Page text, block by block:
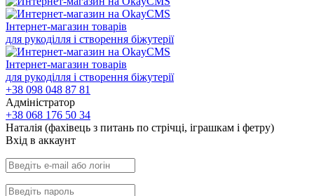
Інтернет-магазин товарів
для рукоділля і створення біжутерії
Інтернет-магазин товарів
для рукоділля і створення біжутерії
+38 098 048 87 81
Адміністратор
+38 068 176 50 34
Наталія (фахівець з питань по стрічці, іграшкам і фетру)
Вхiд в аккаунт